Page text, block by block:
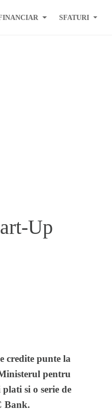
SFATURI
Up
credite punte la
pentru
si o serie de
Bank.